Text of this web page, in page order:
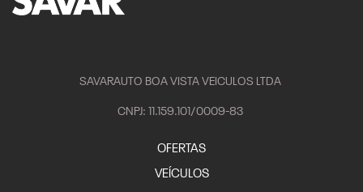
SAVARAUTO BOA VISTA VEICULOS LTDA
CNPJ: 11.159.101/0009-83
OFERTAS
VEÍCULOS